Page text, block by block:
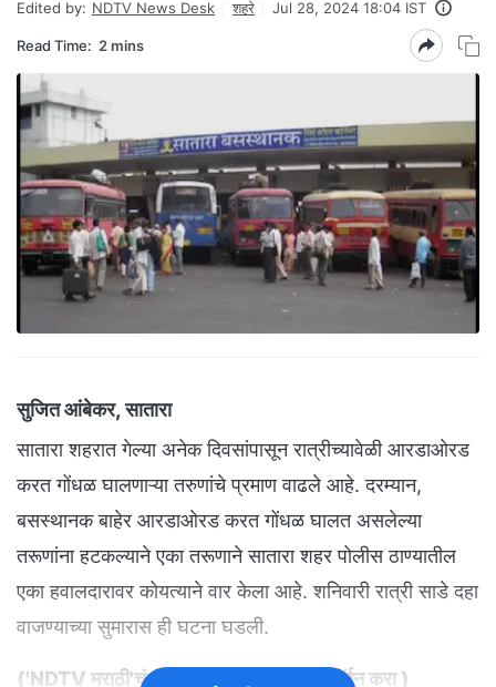
Edited by: NDTV News Desk शहरे Jul 28, 2024 18:04 IST
Read Time: 2 mins
सुजित आंबेकर, सातारा
सातारा शहरात गेल्या अनेक दिवसांपासून रात्रीच्यावेळी आरडाओरड
करत गोंधळ घालणाऱ्या तरुणांचे प्रमाण वाढले आहे. दरम्यान,
बसस्थानक बाहेर आरडाओरड करत गोंधळ घालत असलेल्या
तरूणांना हटकल्याने एका तरूणाने सातारा शहर पोलीस ठाण्यातील
एका हवालदारावर कोयत्याने वार केला आहे. शनिवारी रात्री साडे दहा
वाजण्याच्या सुमारास ही घटना घडली.
('NDTV मराठी'चं अधिकृत व्हॉट्सअ‍ॅप चॅनल जॉईन करा)